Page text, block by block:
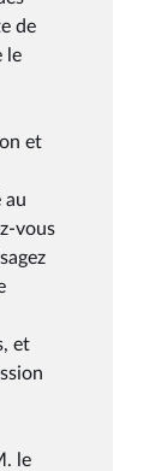
de
le
et
au
vous
et
le